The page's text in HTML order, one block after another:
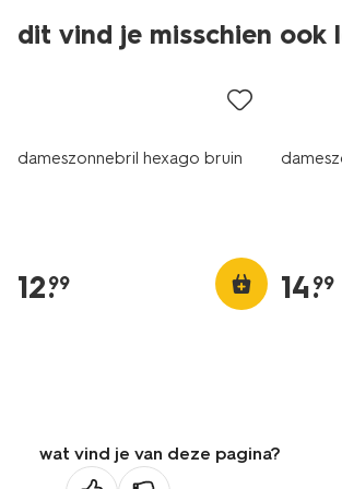
dit vind je misschien ook
dameszonnebril hexago bruin
12.
99 14.
99
wat vind je van deze pagina?